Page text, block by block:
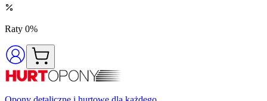
Raty 0%